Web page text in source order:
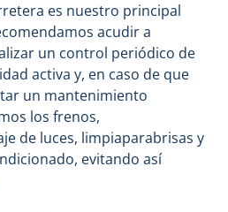
es nuestro principal
acudir a
un control periódico de
activa y, en caso de que
un mantenimiento
los frenos,
de luces, limpiaparabrisas y
evitando así